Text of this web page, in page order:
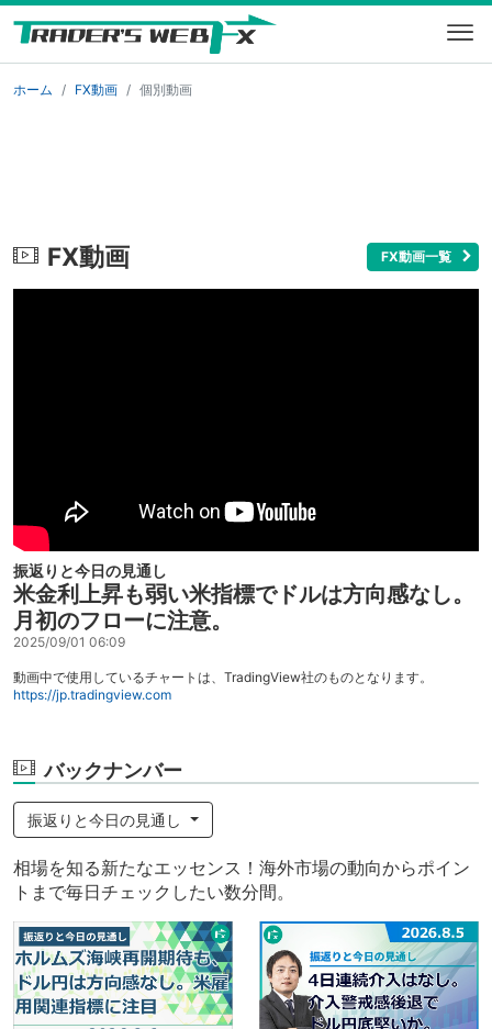
ホーム FX動画 個別動画
FX動画 FX動画一覧
振返りと今日の見通し
米金利上昇も弱い米指標でドルは方向感なし。
月初のフローに注意。
2025/09/01 06:09
動画中で使用しているチャートは、TradingView社のものとなります。
https://jp.tradingview.com
バックナンバー
振返りと今日の見通し
相場を知る新たなエッセンス！海外市場の動向からポイン
トまで毎日チェックしたい数分間。